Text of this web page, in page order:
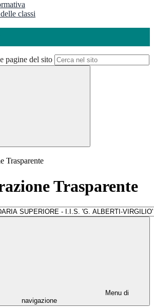
classi
pagine del sito
Trasparente
Trasparente
Menu di
navigazione